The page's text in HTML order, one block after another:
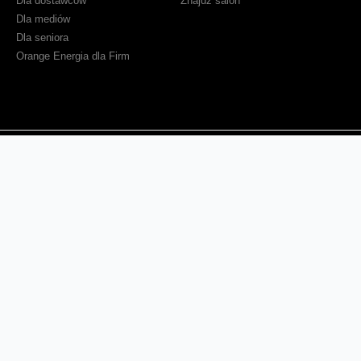
Dla mediów
Dla seniora
Orange Energia dla Firm